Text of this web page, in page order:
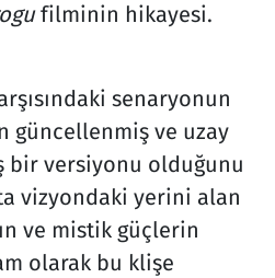
filminin hikayesi.
senaryonun
güncellenmiş ve uzay
bir versiyonu olduğunu
vizyondaki yerini alan
ve mistik güçlerin
olarak bu klişe